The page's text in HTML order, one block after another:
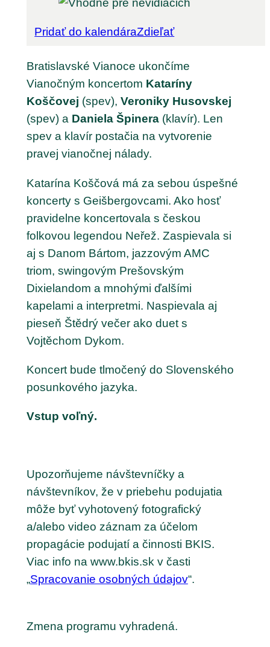
Pridať do kalendáraZdieľať
Bratislavské Vianoce ukončíme
Vianočným koncertom Kataríny
Koščovej (spev), Veroniky Husovskej
(spev) a Daniela Špinera(klavír). Len
spev a klavír postačia na vytvorenie
pravej vianočnej nálady.
Katarína Koščová má za sebou úspešné
koncerty s Geišbergovcami. Ako hosť
pravidelne koncertovala s českou
folkovou legendou Neřež. Zaspievala si
aj s Danom Bártom, jazzovým AMC
triom, swingovým Prešovským
Dixielandom a mnohými ďalšími
kapelami a interpretmi. Naspievala aj
pieseň Štědrý večer ako duet s
Vojtěchom Dykom.
Koncert bude tlmočený do Slovenského
posunkového jazyka.
Vstup voľný.
Upozorňujeme návštevníčky a
návštevníkov, že v priebehu podujatia
môže byť vyhotovený fotografický
a/alebo video záznam za účelom
propagácie podujatí a činnosti BKIS.
Viac info na www.bkis.sk v časti
„Spracovanie osobných údajov“.
Zmena programu vyhradená.